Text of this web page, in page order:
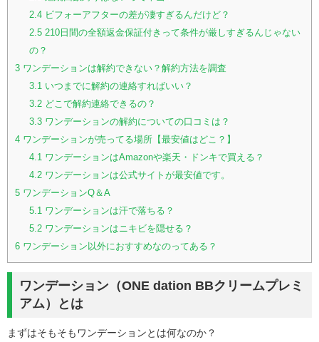
2.4ビフォーアフターの差が凄すぎるんだけど？
2.5210日間の全額返金保証付きって条件が厳しすぎるんじゃない
の？
3 ワンデーションは解約できない？解約方法を調査
3.1いつまでに解約の連絡すればいい？
3.2どこで解約連絡できるの？
3.3ワンデーションの解約についての口コミは？
4 ワンデーションが売ってる場所【最安値はどこ？】
4.1ワンデーションはAmazonや楽天・ドンキで買える？
4.2ワンデーションは公式サイトが最安値です。
5 ワンデーションQ＆A
5.1ワンデーションは汗で落ちる？
5.2ワンデーションはニキビを隠せる？
6 ワンデーション以外におすすめなのってある？
ワンデーション（ONE dation BBクリームプレミ
アム）とは
まずはそもそもワンデーションとは何なのか？